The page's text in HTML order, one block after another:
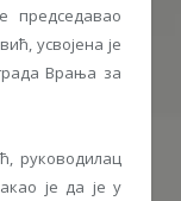
председавао
усвојена је
Врања за
руководилац
је да је у